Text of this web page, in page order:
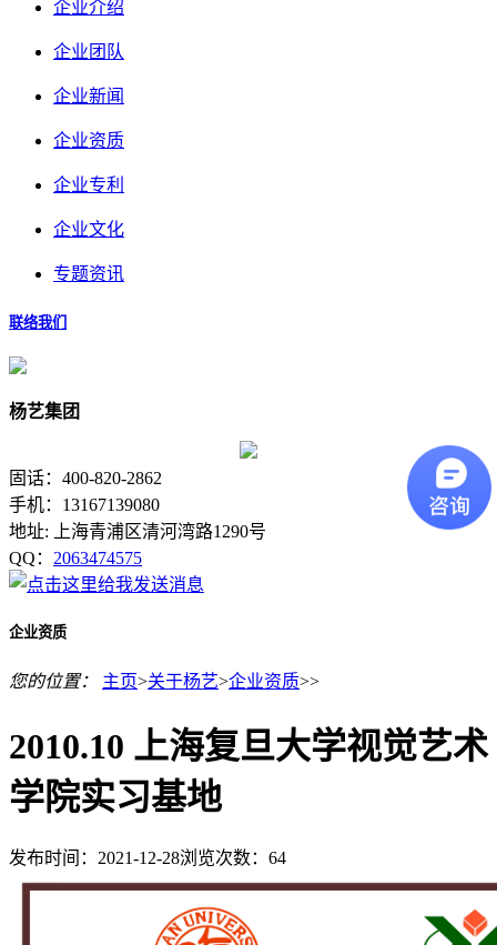
企业介绍
企业团队
企业新闻
企业资质
企业专利
企业文化
专题资讯
联络我们
杨艺集团
固话：400-820-2862
手机：13167139080
地址: 上海青浦区清河湾路1290号
QQ： 2063474575
企业资质
您的位置： 主页>关于杨艺>企业资质>>
2010.10 上海复旦大学视觉艺术
学院实习基地
发布时间：2021-12-28浏览次数： 64